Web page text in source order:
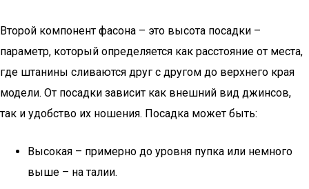
Второй компонент фасона – это высота посадки –
параметр, который определяется как расстояние от места,
где штанины сливаются друг с другом до верхнего края
модели. От посадки зависит как внешний вид джинсов,
так и удобство их ношения. Посадка может быть:
Высокая – примерно до уровня пупка или немного
выше – на талии.